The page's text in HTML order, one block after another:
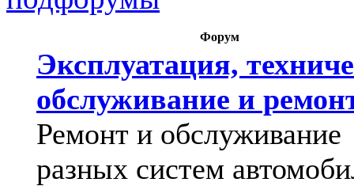
Форум
Эксплуатация,
обслуживание и
Ремонт и обслуживание
разных систем